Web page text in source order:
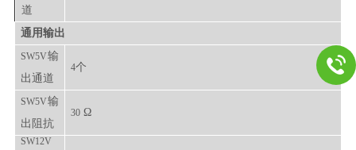
道
通用输出
SW5V输
出通道
4个
SW5V输
出阻抗
30 Ω
SW12V